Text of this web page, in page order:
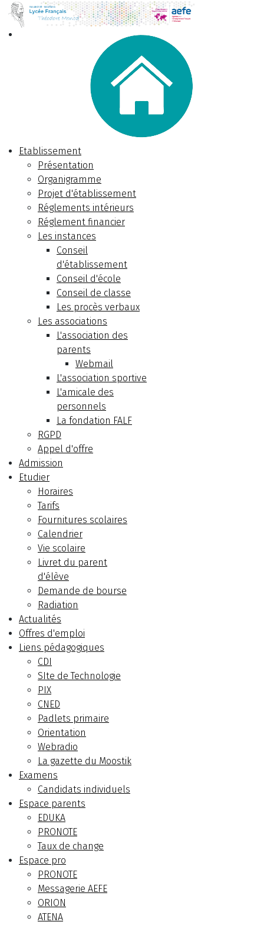
Etablissement
Présentation
Organigramme
Projet d'établissement
Réglements intérieurs
Réglement financier
Les instances
Conseil
d'établissement
Conseil d'école
Conseil de classe
Les procès verbaux
Les associations
L'association des
parents
Webmail
L'association sportive
L'amicale des
personnels
La fondation FALF
RGPD
Appel d'offre
Admission
Etudier
Horaires
Tarifs
Fournitures scolaires
Calendrier
Vie scolaire
Livret du parent
d'élève
Demande de bourse
Radiation
Actualités
Offres d'emploi
Liens pédagogiques
CDI
SIte de Technologie
PIX
CNED
Padlets primaire
Orientation
Webradio
La gazette du Moostik
Examens
Candidats individuels
Espace parents
EDUKA
PRONOTE
Taux de change
Espace pro
PRONOTE
Messagerie AEFE
ORION
ATENA